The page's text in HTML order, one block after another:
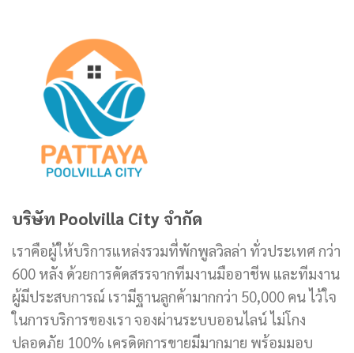
บริษัท Poolvilla City จำกัด
เราคือผู้ให้บริการแหล่งรวมที่พักพูลวิลล่า ทั่วประเทศ กว่า
600 หลัง ด้วยการคัดสรรจากทีมงานมืออาชีพ และทีมงาน
ผู้มีประสบการณ์ เรามีฐานลูกค้ามากกว่า 50,000 คน ไว้ใจ
ในการบริการของเรา จองผ่านระบบออนไลน์ ไม่โกง
ปลอดภัย 100% เครดิตการขายมีมากมาย พร้อมมอบ